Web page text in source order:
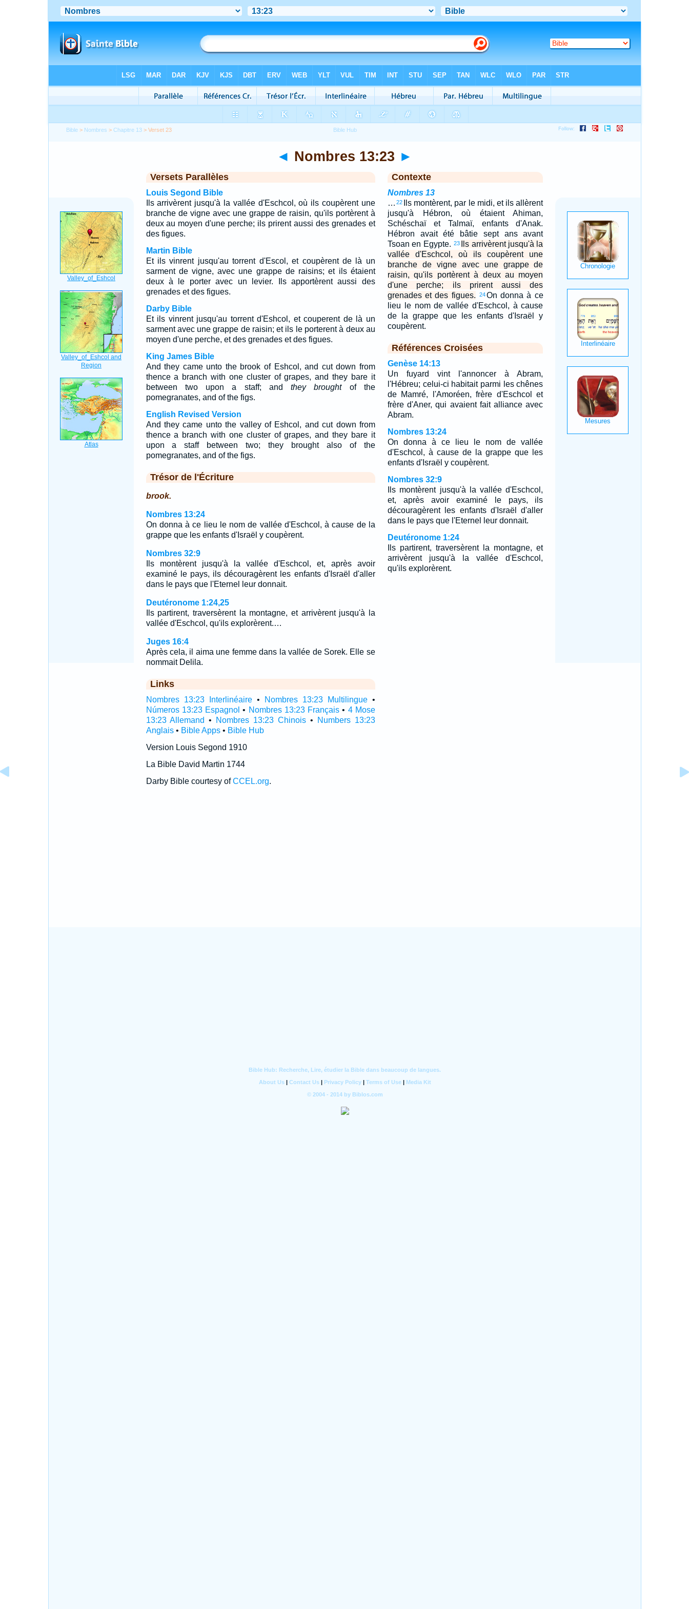
Bible > Nombres >Chapitre 13 > Verset 23
◄ Nombres 13:23 ►
Versets Parallèles
Louis Segond Bible
Ils arrivèrent jusqu'à la vallée d'Eschcol, où ils coupèrent une
branche de vigne avec une grappe de raisin, qu'ils portèrent à
deux au moyen d'une perche; ils prirent aussi des grenades et
des figues.
Martin Bible
Et ils vinrent jusqu'au torrent d'Escol, et coupèrent de là un
sarment de vigne, avec une grappe de raisins; et ils étaient
deux à le porter avec un levier. Ils apportèrent aussi des
grenades et des figues.
Darby Bible
Et ils vinrent jusqu'au torrent d'Eshcol, et couperent de là un
sarment avec une grappe de raisin; et ils le porterent à deux au
moyen d'une perche, et des grenades et des figues.
King James Bible
And they came unto the brook of Eshcol, and cut down from
thence a branch with one cluster of grapes, and they bare it
between two upon a staff; andthey broughtof the
pomegranates, and of the figs.
English Revised Version
And they came unto the valley of Eshcol, and cut down from
thence a branch with one cluster of grapes, and they bare it
upon a staff between two; they brought also of the
pomegranates, and of the figs.
Trésor de l'Écriture
brook.
Nombres 13:24
On donna à ce lieu le nom de vallée d'Eschcol, à cause de la
grappe que les enfants d'Israël y coupèrent.
Nombres 32:9
Ils montèrent jusqu'à la vallée d'Eschcol, et, après avoir
examiné le pays, ils découragèrent les enfants d'Israël d'aller
dans le pays que l'Eternel leur donnait.
Deutéronome 1:24,25
Ils partirent, traversèrent la montagne, et arrivèrent jusqu'à la
vallée d'Eschcol, qu'ils explorèrent.…
Juges 16:4
Après cela, il aima une femme dans la vallée de Sorek. Elle se
nommait Delila.
Links
Nombres 13:23 Interlinéaire• Nombres 13:23 Multilingue•
Números 13:23 Espagnol • Nombres 13:23 Français • 4 Mose
13:23 Allemand • Nombres 13:23 Chinois •
Numbers 13:23
Anglais• Bible Apps• Bible Hub
Version Louis Segond 1910
La Bible David Martin 1744
Darby Bible courtesy ofCCEL.org.
Contexte
Nombres 13
… 22
Ils montèrent, par le midi, et ils allèrent
jusqu'à Hébron, où étaient Ahiman,
Schéschaï et Talmaï, enfants d'Anak.
Hébron avait été bâtie sept ans avant
Tsoan en Egypte. 23
Ils arrivèrent jusqu'à la
vallée d'Eschcol, où ils coupèrent une
branche de vigne avec une grappe de
raisin, qu'ils portèrent à deux au moyen
d'une perche; ils prirent aussi des
grenades et des figues.
24On donna à ce
lieu le nom de vallée d'Eschcol, à cause
de la grappe que les enfants d'Israël y
coupèrent.
Références Croisées
Genèse 14:13
Un fuyard vint l'annoncer à Abram,
l'Hébreu; celui-ci habitait parmi les chênes
de Mamré, l'Amoréen, frère d'Eschcol et
frère d'Aner, qui avaient fait alliance avec
Abram.
Nombres 13:24
On donna à ce lieu le nom de vallée
d'Eschcol, à cause de la grappe que les
enfants d'Israël y coupèrent.
Nombres 32:9
Ils montèrent jusqu'à la vallée d'Eschcol,
et, après avoir examiné le pays, ils
découragèrent les enfants d'Israël d'aller
dans le pays que l'Eternel leur donnait.
Deutéronome 1:24
Ils partirent, traversèrent la montagne, et
arrivèrent jusqu'à la vallée d'Eschcol,
qu'ils explorèrent.